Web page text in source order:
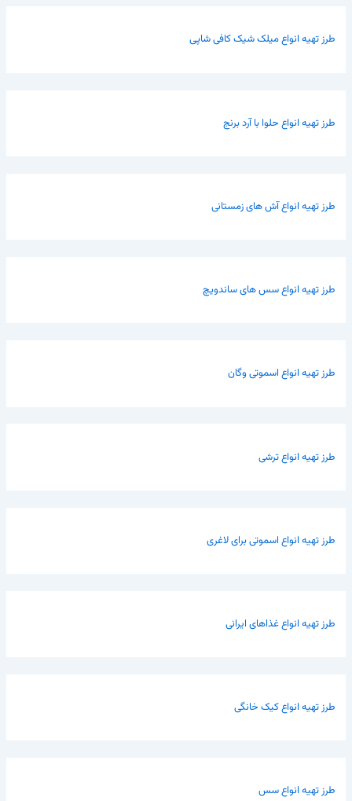
طرز تهیه انواع میلک شیک کافی شاپی
طرز تهیه انواع حلوا با آرد برنج
طرز تهیه انواع آش های زمستانی
طرز تهیه انواع سس های ساندویچ
طرز تهیه انواع اسموتی وگان
طرز تهیه انواع ترشی
طرز تهیه انواع اسموتی برای لاغری
طرز تهیه انواع غذاهای ایرانی
طرز تهیه انواع کیک خانگی
طرز تهیه انواع سس